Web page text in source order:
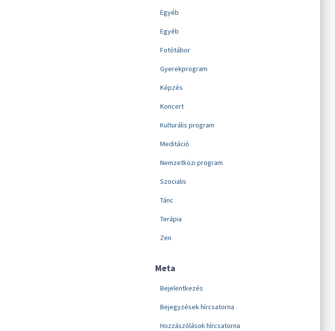
Egyéb
Egyéb
Fotótábor
Gyerekprogram
Képzés
Koncert
Kulturális program
Meditáció
Nemzetközi program
Szocialis
Tánc
Terápia
Zen
Meta
Bejelentkezés
Bejegyzések hírcsatorna
Hozzászólások hírcsatorna